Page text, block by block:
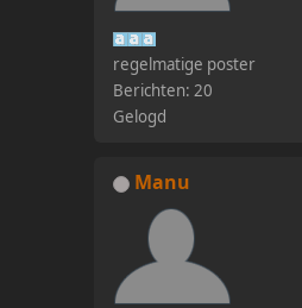
regelmatige poster
Berichten: 20
Gelogd
Manu